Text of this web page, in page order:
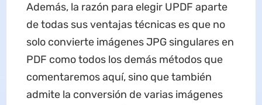
Además, la razón para elegir UPDF aparte
de todas sus ventajas técnicas es que no
solo convierte imágenes JPG singulares en
PDF como todos los demás métodos que
comentaremos aquí, sino que también
admite la conversión de varias imágenes